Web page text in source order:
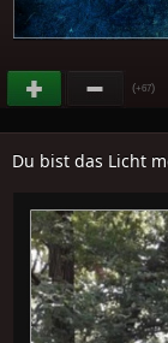
(+67)
Du bist das Licht